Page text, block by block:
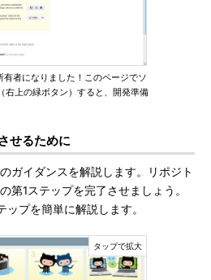
者になりました！このページでソ
右上の緑ボタン）すると、開発準備
せるために
ガイダンスを解説します。リポジト
第1ステップを完了させましょう。
プを簡単に解説します。